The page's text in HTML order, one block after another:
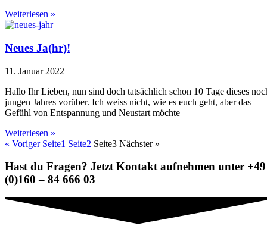
Weiterlesen »
Neues Ja(hr)!
11. Januar 2022
Hallo Ihr Lieben, nun sind doch tatsächlich schon 10 Tage dieses
jungen Jahres vorüber. Ich weiss nicht, wie es euch geht, aber das
Gefühl von Entspannung und Neustart möchte
Weiterlesen »
« Voriger Seite1 Seite2 Seite3 Nächster »
Hast du Fragen? Jetzt Kontakt aufnehmen unter +49
(0)160 – 84 666 03